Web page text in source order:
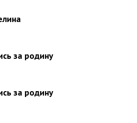
за родину
за родину